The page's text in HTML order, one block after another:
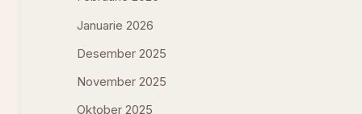
Januarie 2026
Desember 2025
November 2025
Oktober 2025